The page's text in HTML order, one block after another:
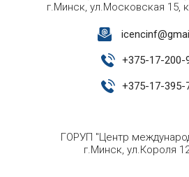
г.Минск, ул.Московская 15,
+375-17-200-
+375-17-395-
ГОРУП "Центр
г.Минск, ул.Короля